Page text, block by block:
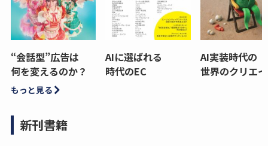
“会話型”広告は
何を変えるのか？
AIに選ばれる
時代のEC
AI実装時代の
世界のクリエ
もっと見る
新刊書籍